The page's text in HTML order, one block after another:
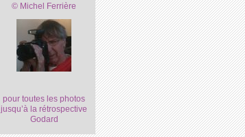
© Michel Ferrière
pour toutes les photos
jusqu’à la rétrospective
Godard